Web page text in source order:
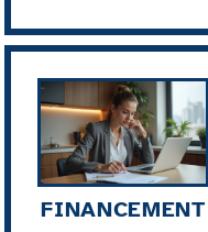
FINANCEMENT